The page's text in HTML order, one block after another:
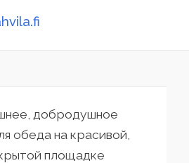
добродушное
обеда на красивой,
площадке